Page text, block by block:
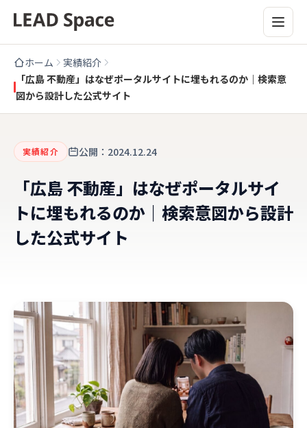
ホーム
実績紹介
「広島 不動産」はなぜポータルサイトに埋もれるのか｜検索意
図から設計した公式サイト
実績紹介 公開：2024.12.24
「広島 不動産」はなぜポータルサイ
トに埋もれるのか｜検索意図から設計
した公式サイト